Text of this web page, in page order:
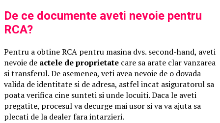
De ce documente aveti nevoie pentru
RCA?
Pentru a obtine RCA pentru masina dvs. second-hand, aveti
nevoie de actele de proprietate care sa arate clar vanzarea
si transferul. De asemenea, veti avea nevoie de o dovada
valida de identitate si de adresa, astfel incat asiguratorul sa
poata verifica cine sunteti si unde locuiti. Daca le aveti
pregatite, procesul va decurge mai usor si va va ajuta sa
plecati de la dealer fara intarzieri.